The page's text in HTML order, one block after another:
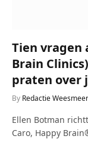
Tien vragen
Brain
praten over
By Redactie Weesmeer
Ellen Botman
Caro, Happy